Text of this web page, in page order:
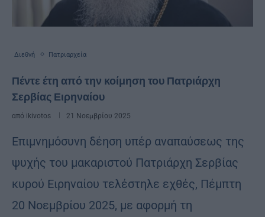
Διεθνή Πατριαρχεία
Πέντε έτη από την κοίμηση του Πατριάρχη
Σερβίας Ειρηναίου
από ikivotos 21 Νοεμβρίου 2025
Επιμνημόσυνη δέηση υπέρ αναπαύσεως της
ψυχής του μακαριστού Πατριάρχη Σερβίας
κυρού Ειρηναίου τελέστηλε εχθές, Πέμπτη
20 Νοεμβρίου 2025, με αφορμή τη